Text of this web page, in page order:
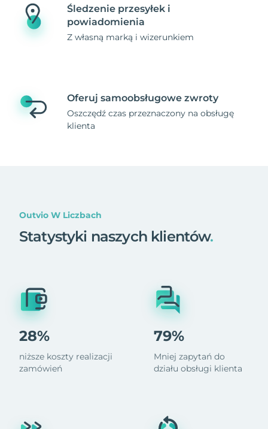
Śledzenie przesyłek i
powiadomienia
Z własną marką i wizerunkiem
Oferuj samoobsługowe zwroty
Oszczędź czas przeznaczony na obsługę
klienta
Outvio W Liczbach
Statystyki naszych klientów.
28%
niższe koszty realizacji
zamówień
79%
Mniej zapytań do
działu obsługi klienta